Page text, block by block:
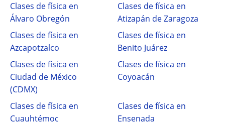
Clases de física en
Álvaro Obregón
Clases de física en
Atizapán de Zaragoza
Clases de física en
Azcapotzalco
Clases de física en
Benito Juárez
Clases de física en
Ciudad de México
(CDMX)
Clases de física en
Coyoacán
Clases de física en
Cuauhtémoc
Clases de física en
Ensenada